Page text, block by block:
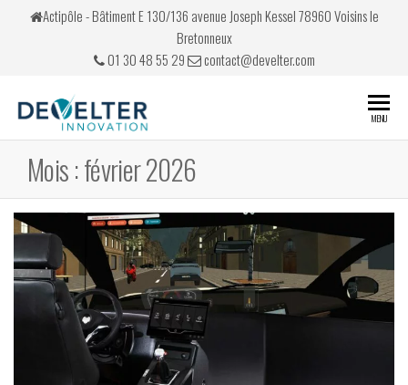
Actipôle - Bâtiment E 130/136 avenue Joseph Kessel 78960 Voisins le
Bretonneux
01 30 48 55 29
contact@develter.com
de conduite
MENU
Mois :février 2026